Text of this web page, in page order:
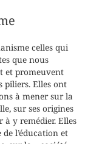
celles qui
que nous
et promeuvent
piliers. Elles ont
à mener sur la
sur ses origines
y remédier. Elles
l’éducation et